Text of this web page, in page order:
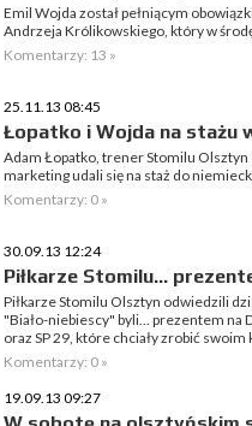
Emil Wojda został pełniącym
Andrzeja Królikowskiego, który w
Komentarzy: 13 »
25.11.13 08:45
Łopatko i Wojda na stażu
Adam Łopatko, trener Stomilu
marketing udali się na staż do
Komentarzy: 0 »
30.09.13 12:24
Piłkarze Stomilu...
Piłkarze Stomilu Olsztyn odwiedzili
"Biało-niebiescy" byli... prezentem na
oraz SP 29, które chciały zrobić
Komentarzy: 0 »
19.09.13 09:27